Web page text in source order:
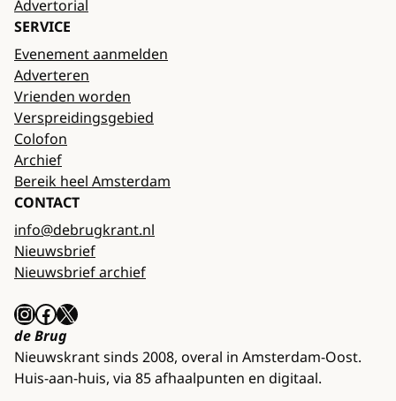
Advertorial
SERVICE
Evenement aanmelden
Adverteren
Vrienden worden
Verspreidingsgebied
Colofon
Archief
Bereik heel Amsterdam
CONTACT
info@debrugkrant.nl
Nieuwsbrief
Nieuwsbrief archief
InstagramFacebook X
de Brug
Nieuwskrant sinds 2008, overal in Amsterdam-Oost.
Huis-aan-huis, via 85 afhaalpunten en digitaal.